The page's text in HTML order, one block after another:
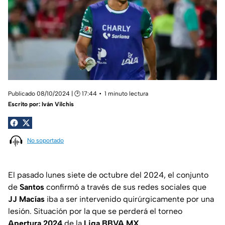
Publicado 08/10/2024 | 🕑 17:44
1 minuto lectura
Escrito por: Iván Vilchis
No soportado
El pasado lunes siete de octubre del 2024, el conjunto
de Santos confirmó a través de sus redes sociales que
JJ Macías iba a ser intervenido quirúrgicamente por una
lesión. Situación por la que se perderá el torneo